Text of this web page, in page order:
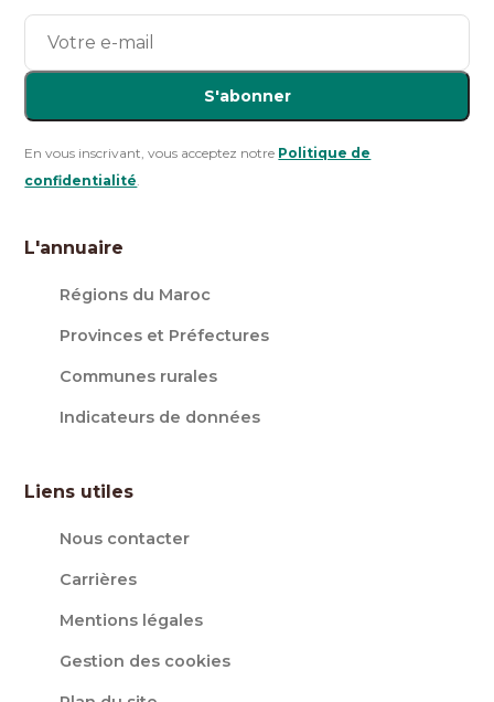
S'abonner
En vous inscrivant, vous acceptez notre Politique de
confidentialité.
L'annuaire
Régions du Maroc
Provinces et Préfectures
Communes rurales
Indicateurs de données
Liens utiles
Nous contacter
Carrières
Mentions légales
Gestion des cookies